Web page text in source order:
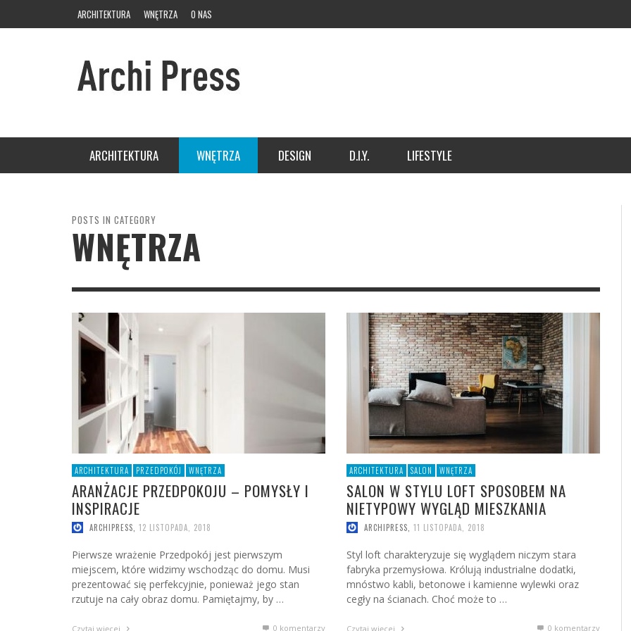
ARCHITEKTURA WNĘTRZA O NAS
ARCHITEKTURA
ARANŻACJE PRZEDPOKOJU – POMYSŁY I
INSPIRACJE
ARCHIPRESS
SALON W STYLU LOFT SPOSOBEM NA
NIETYPOWY WYGLĄD MIESZKANIA
ARCHIPRESS, 11 LISTOPADA, 2018
WNĘTRZA
SYPIALNIA
KUCHNIA
POKÓJ DLA DZIECKA
OGRÓD I TARAS
BIURO
POMYSŁY I INSPIRACJE
12 LISTOPADA, 2018
SALON W STYLU LOFT
NA NIETYPOWY WYGLĄD
MIESZKANIA
ARCHIPRESS, 11 LISTOPADA, 2018
DESIGN
JAK DOBRAĆ KOLOR DO WNĘTRZA –
SPRAWDZONE PATENTY, KTÓRE POKOCHASZ
ARCHIPRESS
KIEDY STYL NOWOCZESNY SPOTYKA KLASYKĘ –
CIEKAWY PROJEKT WYSTROJU WNĘTRZA
ARCHIPRESS, 1 CZERWCA, 2017
D.I.Y.
REMONT ŁAZIENKI – SPOSOBY NA
OSZCZĘDNOŚCI
ARCHIPRESS
ORYGINALNE OZDOBY ŚWIĄTECZNE – ZRÓB TO
SAM
ARCHIPRESS, 1 GRUDNIA, 2016
LIFESTYLE
WSPANIAŁY, PRAWDZIWY DOM HOBBITA W
SZKOCJI
ARCHIPRESS
MODNE STOLIKI DO KAWY – PRZEGLĄD
ARCHIPRESS, 28 GRUDNIA, 2016
POSTS IN CATEGORY
WNĘTRZA
ARCHITEKTURA PRZEDPOKÓJ WNĘTRZA
ARANŻACJE PRZEDPOKOJU – POMYSŁY I
INSPIRACJE
ARCHIPRESS 12 LISTOPADA, 2018
Pierwsze wrażenie Przedpokój jest pierwszym
miejscem, które widzimy wschodząc do domu. Musi
prezentować się perfekcyjnie, ponieważ jego stan
rzutuje na cały obraz domu. Pamiętajmy, by …
Czytaj więcej 0 komentarzy
ARCHITEKTURA SALON WNĘTRZA
SALON W STYLU LOFT SPOSOBEM NA
NIETYPOWY WYGLĄD MIESZKANIA
ARCHIPRESS 11 LISTOPADA, 2018
Styl loft charakteryzuje się wyglądem niczym stara
fabryka przemysłowa. Królują industrialne dodatki,
mnóstwo kabli, betonowe i kamienne wylewki oraz
cegły na ścianach. Choć może to …
Czytaj więcej 0 komentarzy